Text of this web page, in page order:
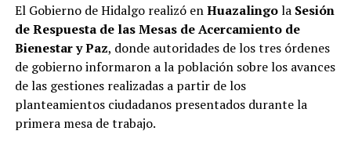
El Gobierno de Hidalgo realizó enHuazalingola Sesión
de Respuesta de las Mesas de Acercamiento de
Bienestar y Paz, donde autoridades de los tres órdenes
de gobierno informaron a la población sobre los avances
de las gestiones realizadas a partir de los
planteamientos ciudadanos presentados durante la
primera mesa de trabajo.